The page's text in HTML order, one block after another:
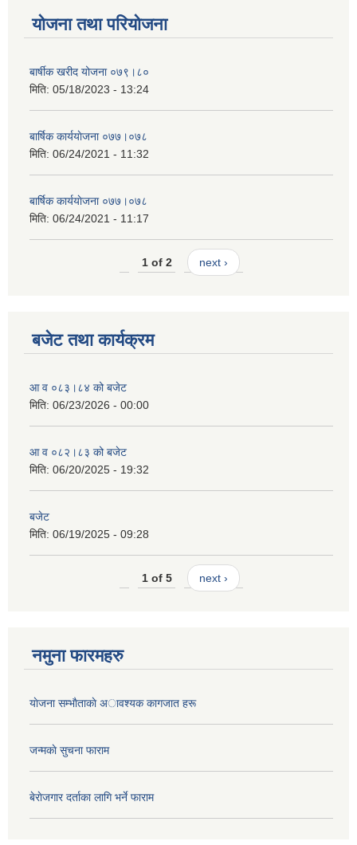
योजना तथा परियोजना
बार्षीक खरीद योजना ०७९।८०
मिति: 05/18/2023 - 13:24
बार्षिक कार्ययाेजना ०७७।०७८
मिति: 06/24/2021 - 11:32
बार्षिक कार्ययाेजना ०७७।०७८
मिति: 06/24/2021 - 11:17
1 of 2 next ›
बजेट तथा कार्यक्रम
आ व ०८३।८४ को बजेट
मिति: 06/23/2026 - 00:00
आ व ०८२।८३ को बजेट
मिति: 06/20/2025 - 19:32
बजेट
मिति: 06/19/2025 - 09:28
1 of 5 next ›
नमुना फारमहरु
याेजना सम्भाैताकाे अावश्यक कागजात हरू
जन्मकाे सुचना फाराम
बेराेजगार दर्ताका लागि भर्ने फाराम